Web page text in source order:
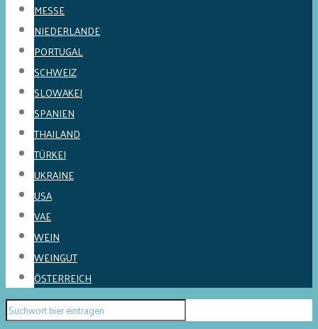
MESSE
NIEDERLANDE
PORTUGAL
SCHWEIZ
SLOWAKEI
SPANIEN
THAILAND
TÜRKEI
UKRAINE
USA
VAE
WEIN
WEINGUT
ÖSTERREICH